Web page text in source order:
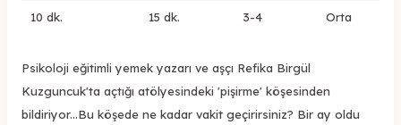
10 dk. 15 dk. 3-4 Orta
Psikoloji eğitimli yemek yazarı ve aşçı Refika Birgül
Kuzguncuk'ta açtığı atölyesindeki 'pişirme' köşesinden
bildiriyor...Bu köşede ne kadar vakit geçirirsiniz? Bir ay oldu